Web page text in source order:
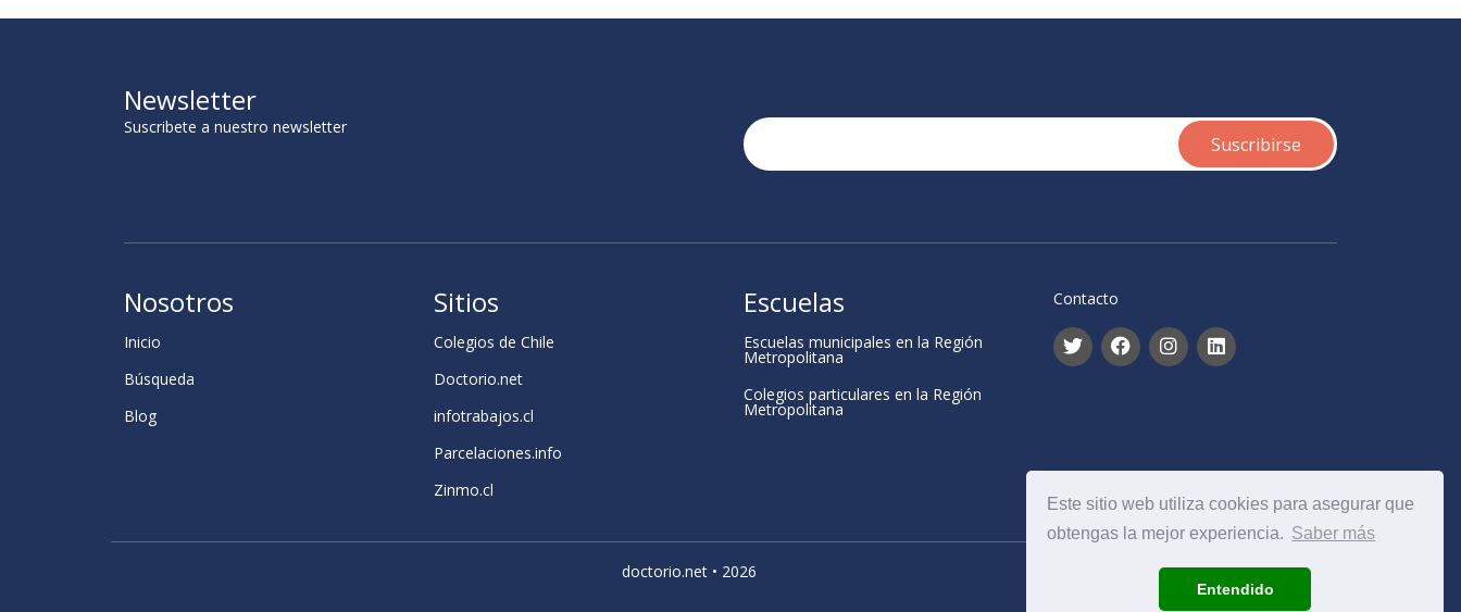
Este sitio web utiliza cookies para asegurar que
obtengas la mejor experiencia. Saber más
Entendido
Newsletter
Suscribete a nuestro newsletter
Nosotros
Inicio
Búsqueda
Blog
Sitios
Colegios de Chile
Doctorio.net
infotrabajos.cl
Parcelaciones.info
Zinmo.cl
Escuelas
Escuelas municipales en la Región
Metropolitana
Colegios particulares en la Región
Metropolitana
Contacto
doctorio.net • 2026